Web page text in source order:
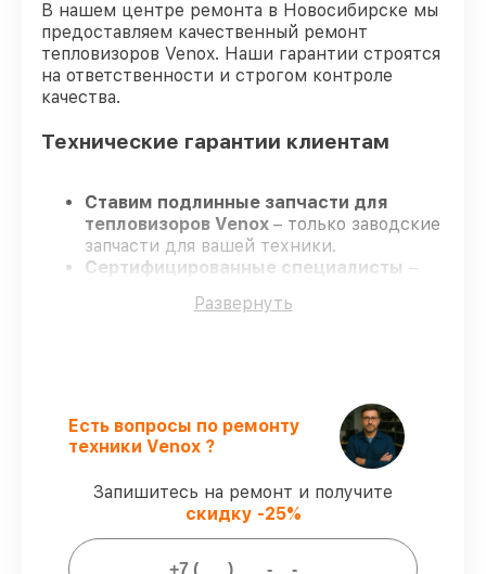
В нашем центре ремонта в Новосибирске мы
предоставляем качественный ремонт
тепловизоров Venox. Наши гарантии строятся
на ответственности и строгом контроле
качества.
Технические гарантии клиентам
Ставим подлинные запчасти для
тепловизоров Venox – только заводские
запчасти для вашей техники.
Сертифицированные специалисты –
обеспечивает качество и надёжность
Поддержка после ремонта
– на все
услуги и детали для тепловизоров Venox
предоставляется длительная гарантия.
Мы гарантируем:
Развернуть
Есть вопросы по ремонту
техники Venox ?
Запишитесь на ремонт и получите
скидку -25%